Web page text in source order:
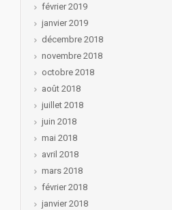
février 2019
janvier 2019
décembre 2018
novembre 2018
octobre 2018
août 2018
juillet 2018
juin 2018
mai 2018
avril 2018
mars 2018
février 2018
janvier 2018